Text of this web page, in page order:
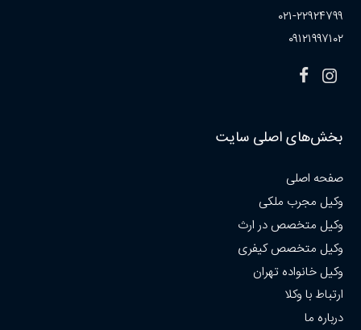
۰۲۱-۲۲۹۲۴۷۹۹
۰۹۱۲۱۹۹۷۱۰۲
بخش‌های اصلی سایت
صفحه اصلی
وکیل مجرب ملکی
وکیل متخصص در ارث
وکیل متخصص کیفری
وکیل خانواده تهران
ارتباط با وکلا
درباره ما